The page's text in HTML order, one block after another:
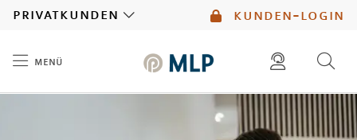
kunden-login
privatkunden
menü
diese website durchsuchen
mlp berater finden